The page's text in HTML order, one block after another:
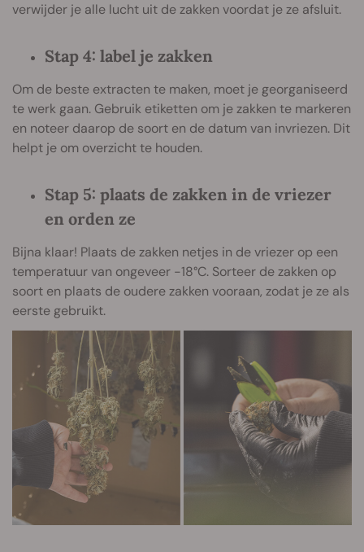
verwijder je alle lucht uit de zakken voordat je ze afsluit.
Stap 4: label je zakken
Om de beste extracten te maken, moet je georganiseerd
te werk gaan. Gebruik etiketten om je zakken te markeren
en noteer daarop de soort en de datum van invriezen. Dit
helpt je om overzicht te houden.
Stap 5: plaats de zakken in de vriezer
en orden ze
Bijna klaar! Plaats de zakken netjes in de vriezer op een
temperatuur van ongeveer -18°C. Sorteer de zakken op
soort en plaats de oudere zakken vooraan, zodat je ze als
eerste gebruikt.